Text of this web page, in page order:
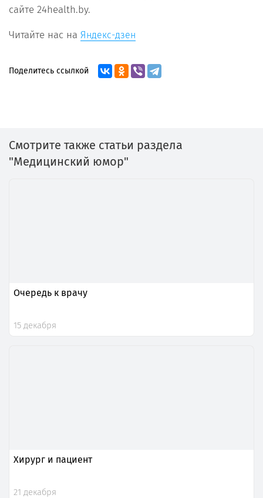
сайте 24health.by.
Читайте нас на Яндекс-дзен
Поделитесь ссылкой
Смотрите также статьи раздела
"Медицинский юмор"
Очередь к врачу
15 декабря
Хирург и пациент
21 декабря